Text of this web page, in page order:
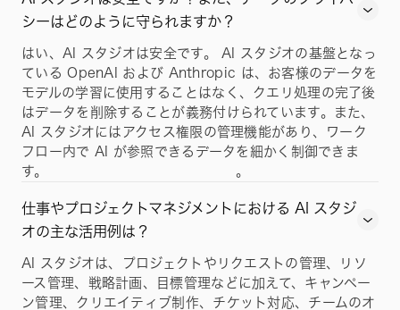
シーはどのように守られますか？
はい、AI スタジオは安全です。 AI スタジオの基盤となっ
ている OpenAI および Anthropic は、お客様のデータを
モデルの学習に使用することはなく、クエリ処理の完了後
はデータを削除することが義務付けられています。また、
AI スタジオにはアクセス権限の管理機能があり、ワーク
フロー内で AI が参照できるデータを細かく制御できま
す。
。
仕事やプロジェクトマネジメントにおける AI スタジ
オの主な活用例は？
AI スタジオは、プロジェクトやリクエストの管理、リソ
ース管理、戦略計画、目標管理などに加えて、キャンペー
ン管理、クリエイティブ制作、チケット対応、チームのオ